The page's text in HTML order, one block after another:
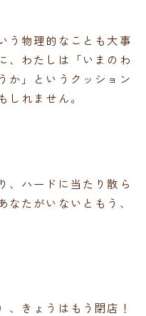
う物理的なことも大事
、わたしは「いまのわ
か」というクッション
れません。
、ハードに当たり散ら
なたがいないともう、
、きょうはもう閉店！